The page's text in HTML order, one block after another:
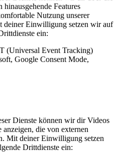
Features
Nutzung unserer
deiner Einwilligung setzen wir auf
ein:
(Universal Event Tracking)
Google Consent Mode,
Dienste können wir dir Videos
die von externen
Mit deiner Einwilligung setzen
Drittdienste ein: